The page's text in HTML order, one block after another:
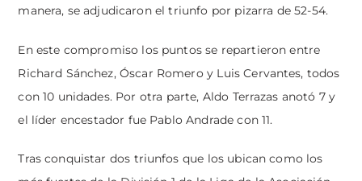
manera, se adjudicaron el triunfo por pizarra de 52-54.
En este compromiso los puntos se repartieron entre
Richard Sánchez, Óscar Romero y Luis Cervantes, todos
con 10 unidades. Por otra parte, Aldo Terrazas anotó 7 y
el líder encestador fue Pablo Andrade con 11.
Tras conquistar dos triunfos que los ubican como los